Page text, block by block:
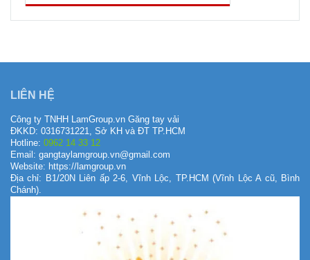
LIÊN HỆ
Công ty TNHH LamGroup.vn Găng tay vải
ĐKKD: 0316731221, Sở KH và ĐT TP.HCM
Hotline: 0962 14 33 12
Email: gangtaylamgroup.vn@gmail.com
Website: https://lamgroup.vn
Địa chỉ: B1/20N Liên ấp 2-6, Vĩnh Lộc, TP.HCM (Vĩnh Lộc A cũ, Bình
Chánh).